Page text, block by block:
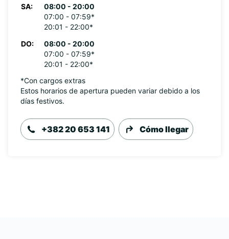
SA:
08:00 - 20:00
07:00 - 07:59*
20:01 - 22:00*
DO:
08:00 - 20:00
07:00 - 07:59*
20:01 - 22:00*
*Con cargos extras
Estos horarios de apertura pueden variar debido a los
días festivos.
+382 20 653 141 Cómo llegar